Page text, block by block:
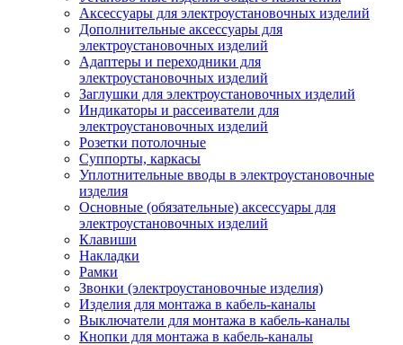
Аксессуары для электроустановочных изделий
Дополнительные аксессуары для
электроустановочных изделий
Адаптеры и переходники для
электроустановочных изделий
Заглушки для электроустановочных изделий
Индикаторы и рассеиватели для
электроустановочных изделий
Розетки потолочные
Суппорты, каркасы
Уплотнительные вводы в электроустановочные
изделия
Основные (обязательные) аксессуары для
электроустановочных изделий
Клавиши
Накладки
Рамки
Звонки (электроустановочные изделия)
Изделия для монтажа в кабель-каналы
Выключатели для монтажа в кабель-каналы
Кнопки для монтажа в кабель-каналы